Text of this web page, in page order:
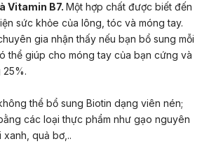
Vitamin B7. Một hợp chất được biết đến
sức khỏe của lông, tóc và móng tay.
gia nhận thấy nếu bạn bổ sung mỗi
thể giúp cho móng tay của bạn cứng và
25%.
thể bổ sung Biotin dạng viên nén;
các loại thực phẩm như gạo nguyên
quả bơ,..